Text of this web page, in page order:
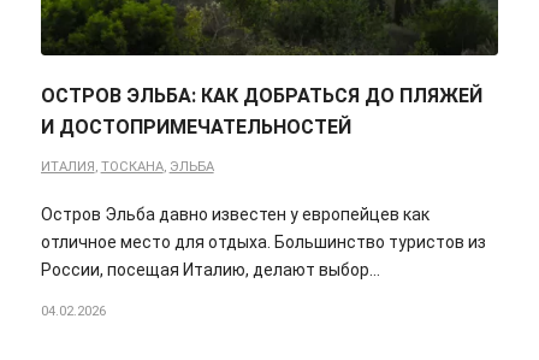
ОСТРОВ ЭЛЬБА: КАК ДОБРАТЬСЯ ДО ПЛЯЖЕЙ
И ДОСТОПРИМЕЧАТЕЛЬНОСТЕЙ
ИТАЛИЯ, ТОСКАНА, ЭЛЬБА
Остров Эльба давно известен у европейцев как
отличное место для отдыха. Большинство туристов из
России, посещая Италию, делают выбор…
04.02.2026